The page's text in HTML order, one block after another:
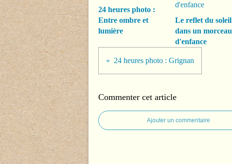
24 heures photo :
Entre ombre et
lumière
Le reflet du soleil
dans un morceau
d'enfance
24 heures photo : Grignan
Commenter cet article
Ajouter un commentaire